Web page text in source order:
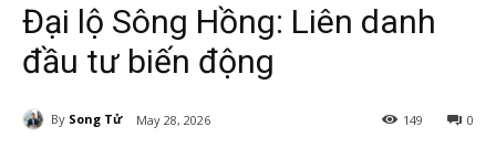
Đại lộ Sông Hồng: Liên danh
đầu tư biến động
By Song Tử May 28, 2026 0
149